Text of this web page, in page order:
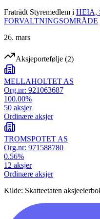
Fratrådt Styremedlem i HEIA,
FORVALTNINGSOMRÅDE
26. mars
Aksjeportefølje (2)
MELLAHOLTET AS
Org.nr: 921063687
100.00%
50 aksjer
Ordinære aksjer
TROMSPOTET AS
Org.nr: 971588780
0.56%
12 aksjer
Ordinære aksjer
Kilde: Skatteetaten